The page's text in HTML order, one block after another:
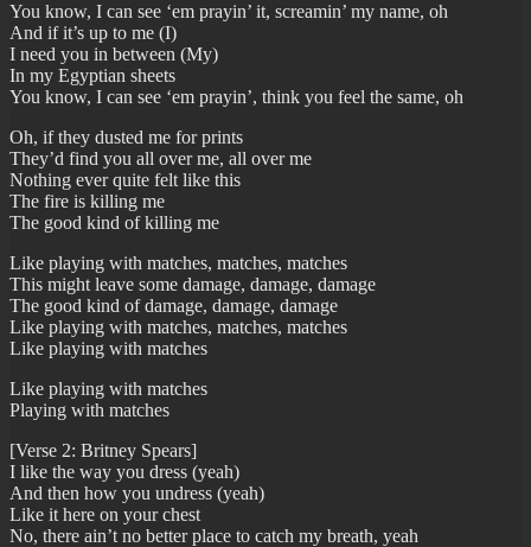
You know, I can see ‘em prayin’ it, screamin’ my name, oh
And if it’s up to me (I)
I need you in between (My)
In my Egyptian sheets
You know, I can see ‘em prayin’, think you feel the same, oh
Oh, if they dusted me for prints
They’d find you all over me, all over me
Nothing ever quite felt like this
The fire is killing me
The good kind of killing me
Like playing with matches, matches, matches
This might leave somе damage, damage, damage
Thе good kind of damage, damage, damage
Like playing with matches, matches, matches
Like playing with matches
Like playing with matches
Playing with matches
[Verse 2: Britney Spears]
I like the way you dress (yeah)
And then how you undress (yeah)
Like it here on your chest
No, there ain’t no better place to catch my breath, yeah